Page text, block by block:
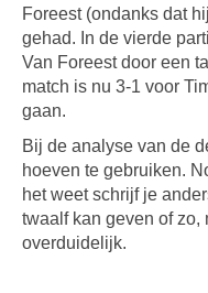
Foreest (ondanks dat
gehad. In de vierde
Van Foreest door een
match is nu 3-1 voor
gaan.
Bij de analyse van de
hoeven te gebruiken.
het weet schrijf je
twaalf kan geven of
overduidelijk.